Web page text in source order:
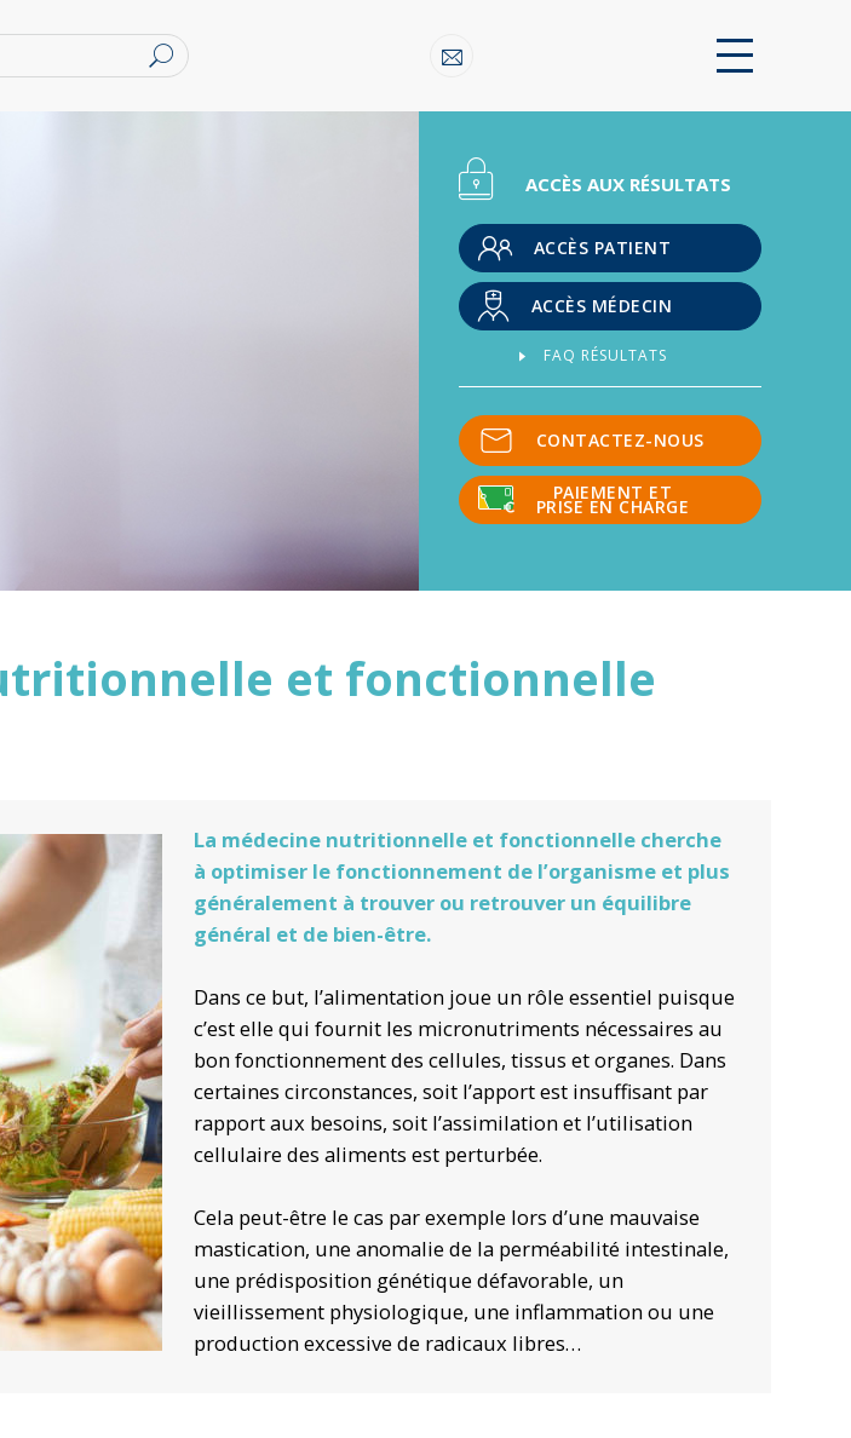
ACCÈS AUX RÉSULTATS
ACCÈS PATIENT
ACCÈS MÉDECIN
FAQ RÉSULTATS
CONTACTEZ-NOUS
PAIEMENT ET
PRISE EN CHARGE
et fonctionnelle
La médecine nutritionnelle et fonctionnelle cherche
à optimiser le fonctionnement de l’organisme et plus
généralement à trouver ou retrouver un équilibre
général et de bien-être.
Dans ce but, l’alimentation joue un rôle essentiel puisque
c’est elle qui fournit les micronutriments nécessaires au
bon fonctionnement des cellules, tissus et organes. Dans
certaines circonstances, soit l’apport est insuffisant par
rapport aux besoins, soit l’assimilation et l’utilisation
cellulaire des aliments est perturbée.
Cela peut-être le cas par exemple lors d’une mauvaise
mastication, une anomalie de la perméabilité intestinale,
une prédisposition génétique défavorable, un
vieillissement physiologique, une inflammation ou une
production excessive de radicaux libres…